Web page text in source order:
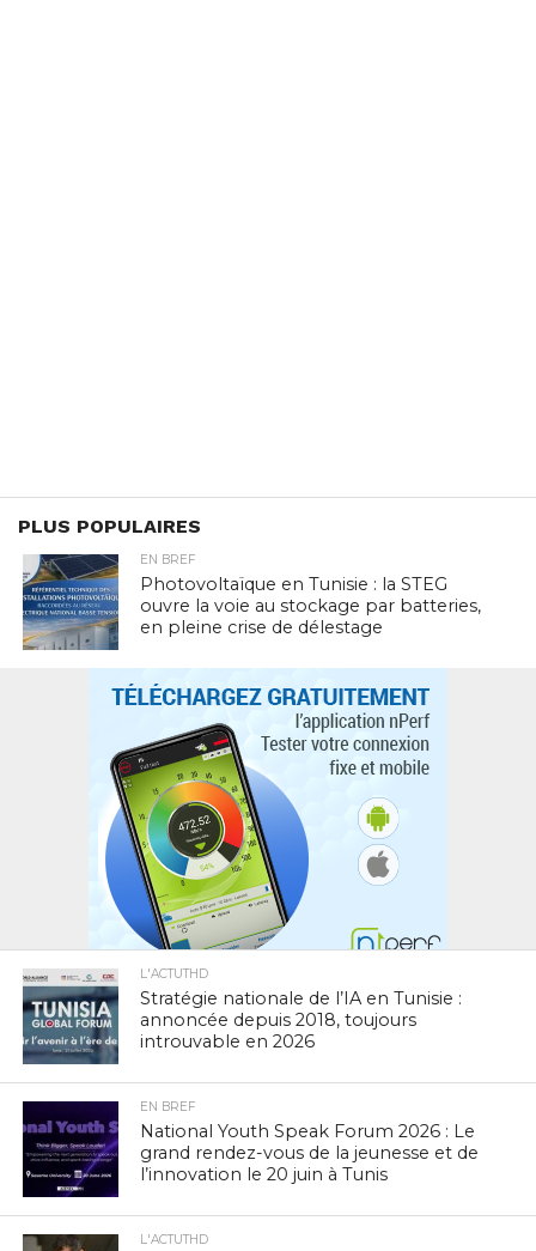
PLUS POPULAIRES
EN BREF
Photovoltaïque en Tunisie : la STEG
ouvre la voie au stockage par batteries,
en pleine crise de délestage
L'ACTUTHD
Stratégie nationale de l’IA en Tunisie :
annoncée depuis 2018, toujours
introuvable en 2026
EN BREF
National Youth Speak Forum 2026 : Le
grand rendez-vous de la jeunesse et de
l’innovation le 20 juin à Tunis
L'ACTUTHD